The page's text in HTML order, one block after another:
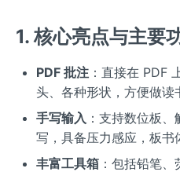
1. 核心亮点与主要
PDF 批注：直接在 PDF
头、各种形状，方便做读
手写输入 ：支持数位板
写，具备压力感应，板书
丰富工具箱：包括铅笔、